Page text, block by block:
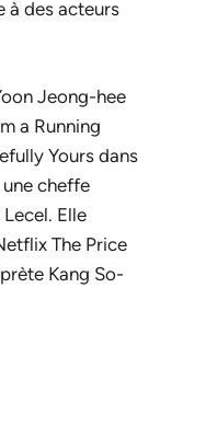
à des acteurs
Jeong-hee
a Running
Yours dans
cheffe
Elle
The Price
Kang So-